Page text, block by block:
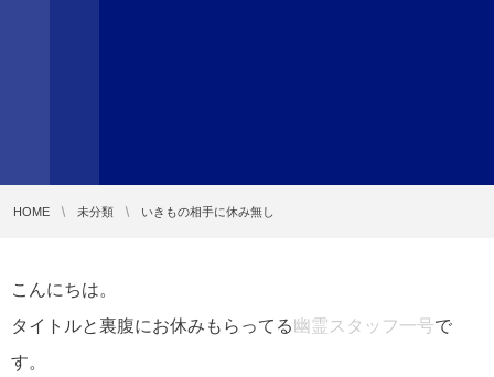
HOME 未分類 いきもの相手に休み無し
こんにちは。
タイトルと裏腹にお休みもらってる 幽霊スタッフ一号で
す。